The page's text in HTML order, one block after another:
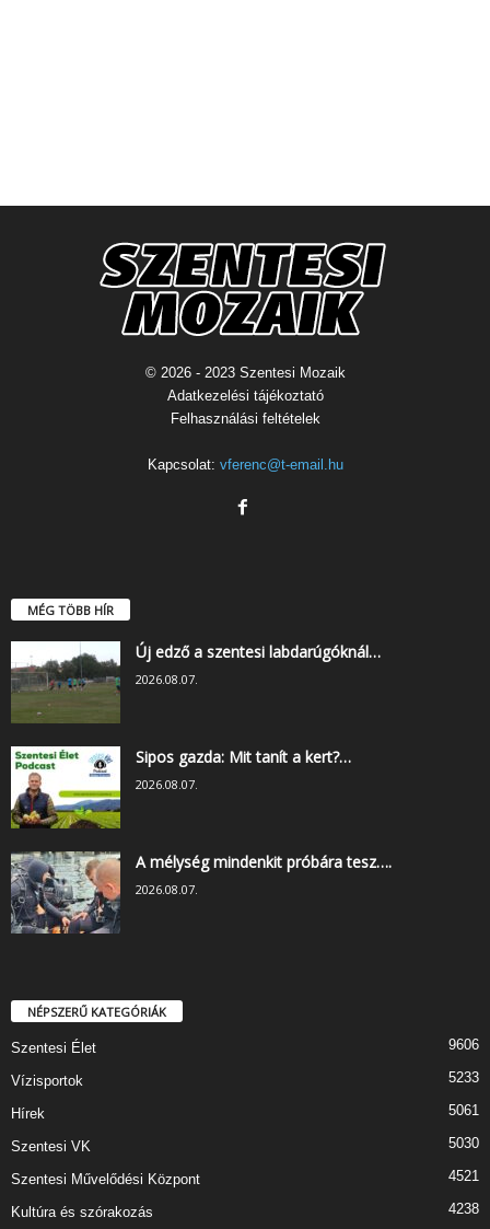
© 2026 - 2023 Szentesi Mozaik
Adatkezelési tájékoztató
Felhasználási feltételek
Kapcsolat: vferenc@t-email.hu
MÉG TÖBB HÍR
Új edző a szentesi labdarúgóknál…
2026.08.07.
Sipos gazda: Mit tanít a kert?…
2026.08.07.
A mélység mindenkit próbára tesz….
2026.08.07.
NÉPSZERŰ KATEGÓRIÁK
Szentesi Élet 9606
Vízisportok 5233
Hírek 5061
Szentesi VK 5030
Szentesi Művelődési Központ 4521
Kultúra és szórakozás 4238